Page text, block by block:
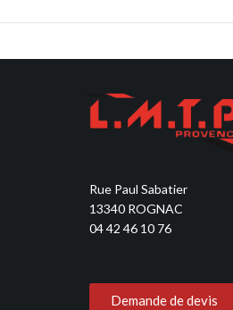
Rue Paul Sabatier
13340 ROGNAC
04 42 46 10 76
Demande de devis